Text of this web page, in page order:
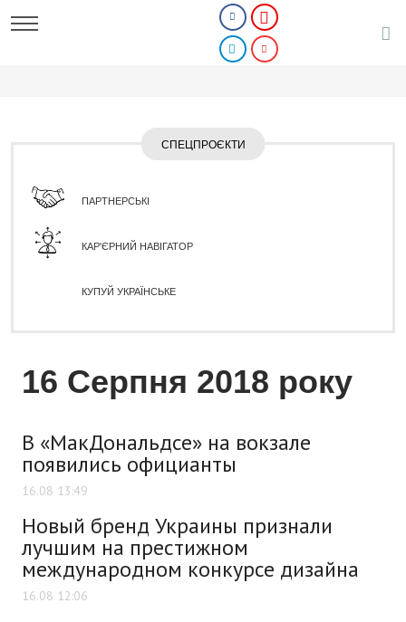
СПЕЦПРОЄКТИ
ПАРТНЕРСЬКІ
КАР'ЄРНИЙ НАВІГАТОР
КУПУЙ УКРАЇНСЬКЕ
16 Серпня 2018 року
В «МакДональдсе» на вокзале
появились официанты
16.08 13:49
Новый бренд Украины признали
лучшим на престижном
международном конкурсе дизайна
16.08 12:06